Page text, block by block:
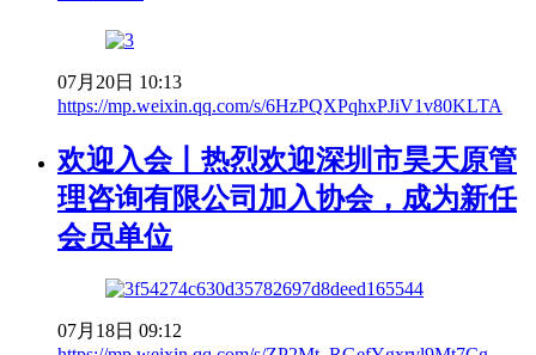
07月20日 10:13
https://mp.weixin.qq.com/s/6HzPQXPqhxPJiV1v80KLTA
欢迎入会丨热烈欢迎深圳市昊天原管
理咨询有限公司加入协会，成为新任
会员单位
07月18日 09:12